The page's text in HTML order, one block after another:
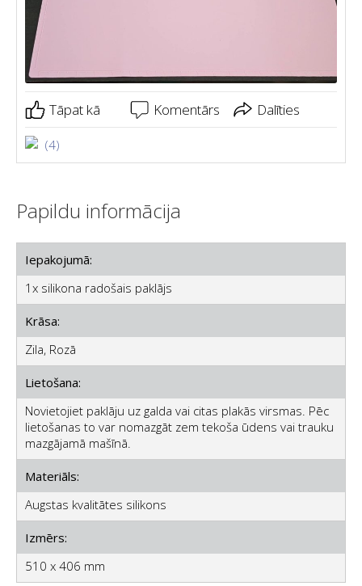
Tāpat kā Komentārs Dalīties
(4)
Papildu informācija
Iepakojumā:
1x silikona radošais paklājs
Krāsa:
Zila, Rozā
Lietošana:
Novietojiet paklāju uz galda vai citas plakās virsmas. Pēc
lietošanas to var nomazgāt zem tekoša ūdens vai trauku
mazgājamā mašīnā.
Materiāls:
Augstas kvalitātes silikons
Izmērs:
510 x 406 mm